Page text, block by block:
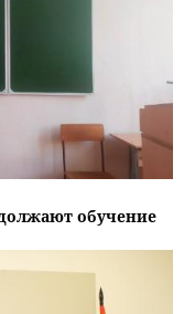
обучение